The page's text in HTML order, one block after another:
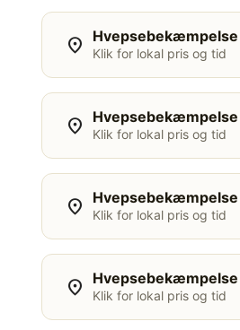
location_on Hvepsebekæmpelse
Klik for lokal pris og tid
location_on Klik for lokal pris og tid
location_on Hvepsebekæmpelse
Klik for lokal pris og tid
location_on Hvepsebekæmpelse
Klik for lokal pris og tid